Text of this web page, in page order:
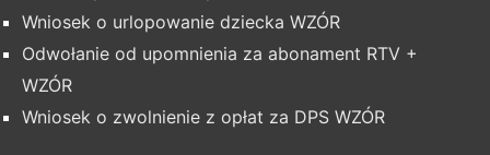
Wniosek o urlopowanie dziecka WZÓR
Odwołanie od upomnienia za abonament RTV +
WZÓR
Wniosek o zwolnienie z opłat za DPS WZÓR